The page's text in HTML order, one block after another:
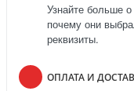
Узнайте больше
почему они
реквизиты.
ОПЛАТА И